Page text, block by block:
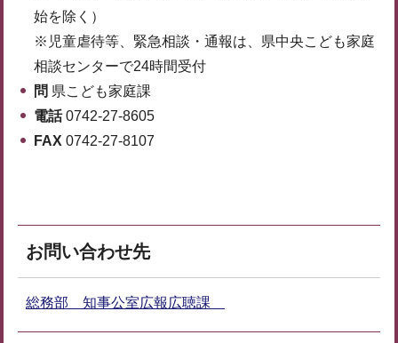
始を除く）
※児童虐待等、緊急相談・通報は、県中央こども家庭
相談センターで24時間受付
問 県こども家庭課
電話0742-27-8605
FAX 0742-27-8107
お問い合わせ先
総務部 知事公室広報広聴課